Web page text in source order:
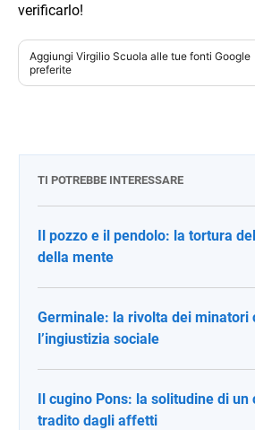
verificarlo!
Aggiungi Virgilio Scuola alle tue fonti Google
preferite
TI POTREBBE INTERESSARE
Il pozzo e il pendolo: la tortura
della mente
Germinale: la rivolta dei minatori
l’ingiustizia sociale
Il cugino Pons: la solitudine di un
tradito dagli affetti